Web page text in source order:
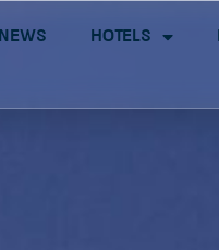
News Hotels